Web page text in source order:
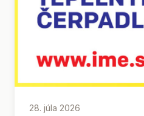
28. júla 2026